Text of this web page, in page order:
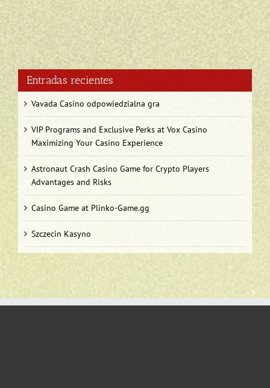
Entradas recientes
Vavada Casino odpowiedzialna gra
VIP Programs and Exclusive Perks at Vox Casino
Maximizing Your Casino Experience
Astronaut Crash Casino Game for Crypto Players
Advantages and Risks
Casino Game at Plinko-Game.gg
Szczecin Kasyno